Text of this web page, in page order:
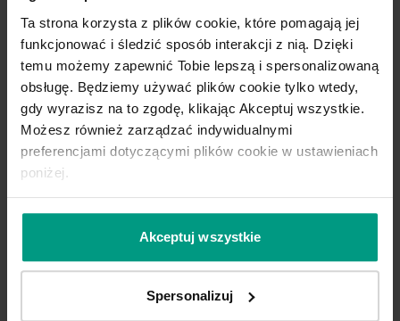
Ta strona korzysta z plików cookie, które pomagają jej
funkcjonować i śledzić sposób interakcji z nią. Dzięki
temu możemy zapewnić Tobie lepszą i spersonalizowaną
obsługę. Będziemy używać plików cookie tylko wtedy,
gdy wyrazisz na to zgodę, klikając Akceptuj wszystkie.
Możesz również zarządzać indywidualnymi
preferencjami dotyczącymi plików cookie w ustawieniach
poniżej.
Akceptuj wszystkie
Spersonalizuj
DO TEJ KOLEKCJI IDEALNIE PASUJE
OŚCIEŻNICA
PORTA SYSTEM
ELEGANCE
Zapytaj o nią w punkcie sprzedaży!
DO POMIESZCZEŃ MOKRYCH, JAK
100% WODOODPORNĄ OŚCIEŻNICĘ
HYDRO PROTECT ™
Konfiguruj produkt